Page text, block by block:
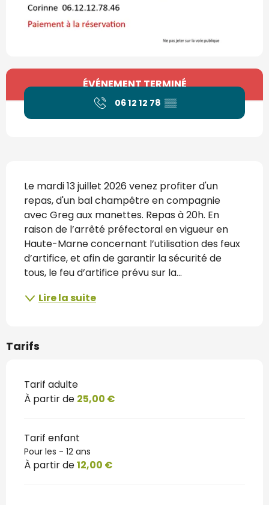
Ouverture et coordonnées
ÉVÉNEMENT TERMINÉ
06 12 12 78 ▒▒
Le mardi 13 juillet 2026 venez profiter d'un
repas, d'un bal champêtre en compagnie
avec Greg aux manettes. Repas à 20h. En
raison de l’arrêté préfectoral en vigueur en
Haute-Marne concernant l’utilisation des feux
d’artifice, et afin de garantir la sécurité de
tous, le feu d’artifice prévu sur la...
Lire la suite
Tarifs
Tarif adulte
À partir de 25,00 €
Tarif enfant
Pour les - 12 ans
À partir de12,00 €